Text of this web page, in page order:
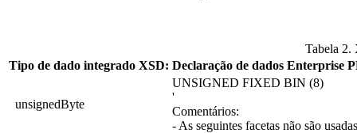
Tabela 2.
Tipo de dado integrado XSD: Declaração de dados Enterprise
unsignedByte
UNSIGNED FIXED BIN (8)
'
Comentários:
- As seguintes facetas não são